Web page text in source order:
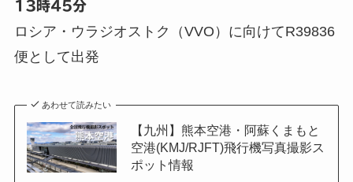
13時45分
ロシア・ウラジオストク（VVO）に向けてR39836
便として出発
あわせて読みたい
【九州】熊本空港・阿蘇くまもと
空港(KMJ/RJFT)飛行機写真撮影ス
ポット情報